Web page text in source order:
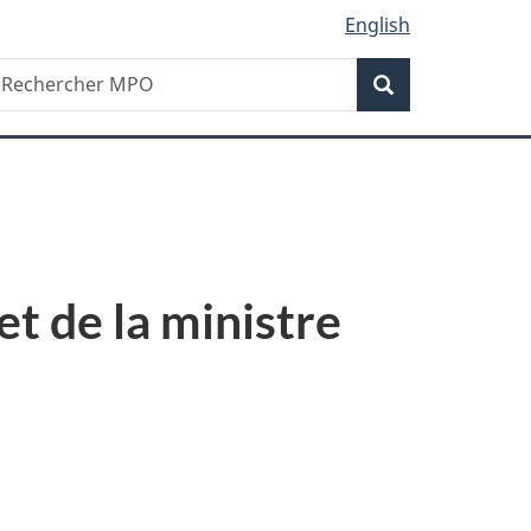
English
Recherche
de la ministre